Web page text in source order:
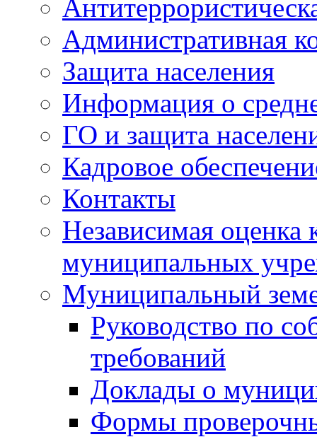
Административная
Защита населения
Информация о
ГО и защита
Кадровое
Контакты
Независимая оценка
муниципальных
Муниципальный
Руководство по
требований
Доклады о
Формы